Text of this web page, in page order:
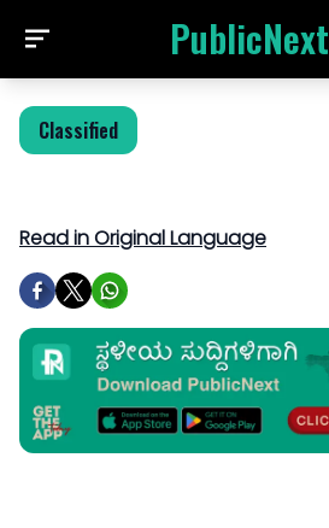
PublicNext
Classified
Read in Original Language